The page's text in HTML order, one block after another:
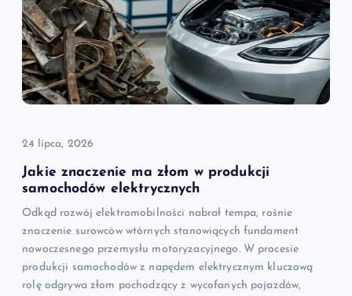
24 lipca, 2026
Jakie znaczenie ma złom w produkcji
samochodów elektrycznych
Odkąd rozwój elektromobilności nabrał tempa, rośnie
znaczenie surowców wtórnych stanowiących fundament
nowoczesnego przemysłu motoryzacyjnego. W procesie
produkcji samochodów z napędem elektrycznym kluczową
rolę odgrywa złom pochodzący z wycofanych pojazdów,